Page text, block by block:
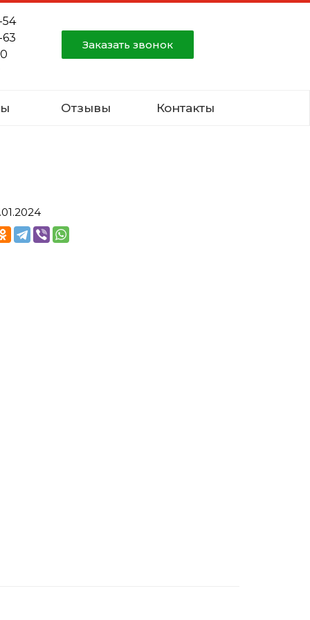
54
63
Заказать звонок
Отзывы Контакты